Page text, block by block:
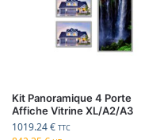
Kit Panoramique 4 Porte
Affiche Vitrine XL/A2/A3
1019.24€ TTC